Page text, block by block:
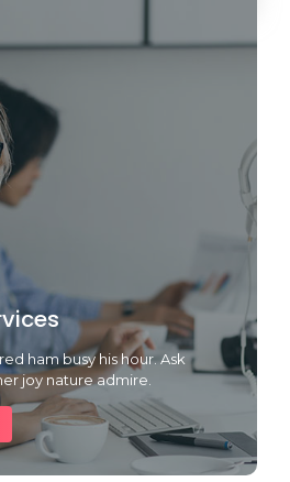
ham busy his hour. Ask
joy nature admire.